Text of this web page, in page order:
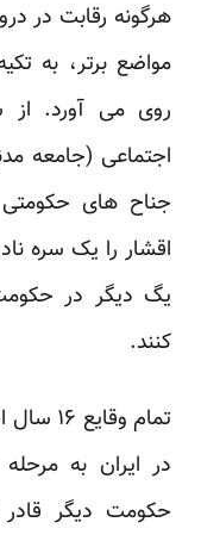
هرگونه رقابت در
مواضع برتر، به
روی می آورد. از
اجتماعی (جامعه
جناح های
اقشار را یک سره
یگ دیگر در
کنند.
تمام
در ایران به
حکومت دیگر